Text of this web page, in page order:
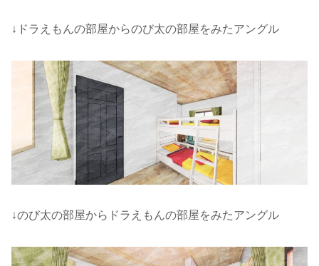
↓ドラえもんの部屋からのび太の部屋をみたアングル
↓のび太の部屋からドラえもんの部屋をみたアングル